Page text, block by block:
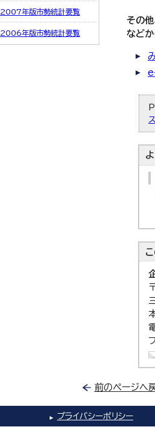
その
などか
2007年版市勢統計要覧
2006年版市勢統計要覧
前のページへ
プライバシーポリシー